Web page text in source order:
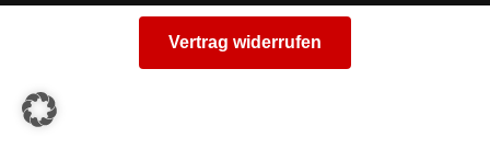
Vertrag widerrufen